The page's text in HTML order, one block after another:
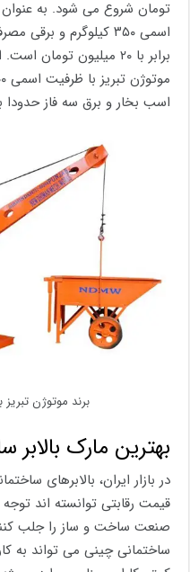
تومان شروع می شود. به عنوان
برابر با ۲۰ میلیون
اسب بخار و برق سه فاز حدودا برابر با
برند موتوژن تبریز
بهترین مارک
در بازار ایران، بالابرهای
قیمت رقابتی توانسته اند توجه
صنعت ساخت و ساز را جلب
ساختمانی چینی می تواند به